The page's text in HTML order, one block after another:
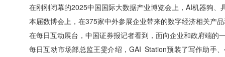
在刚刚闭幕的2025中国国际大数据产业博览会上，AI机器狗
本届数博会上，在375家中外参展企业带来的数字经济相关产
在每日互动展台，中国证券报记者看到，面向企业和政府端
每日互动市场部总监王雯介绍，GAI Station预装了写作助手